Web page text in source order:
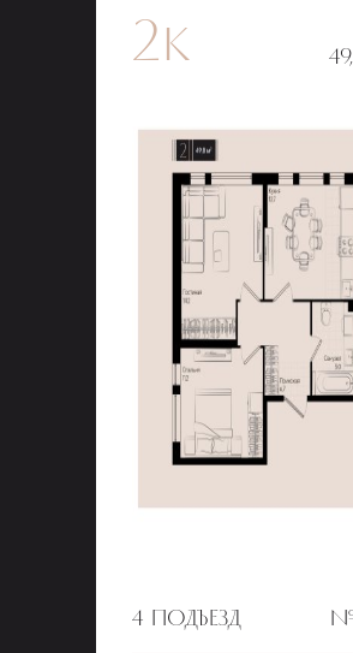
2к
4 ПОДЪЕЗД №